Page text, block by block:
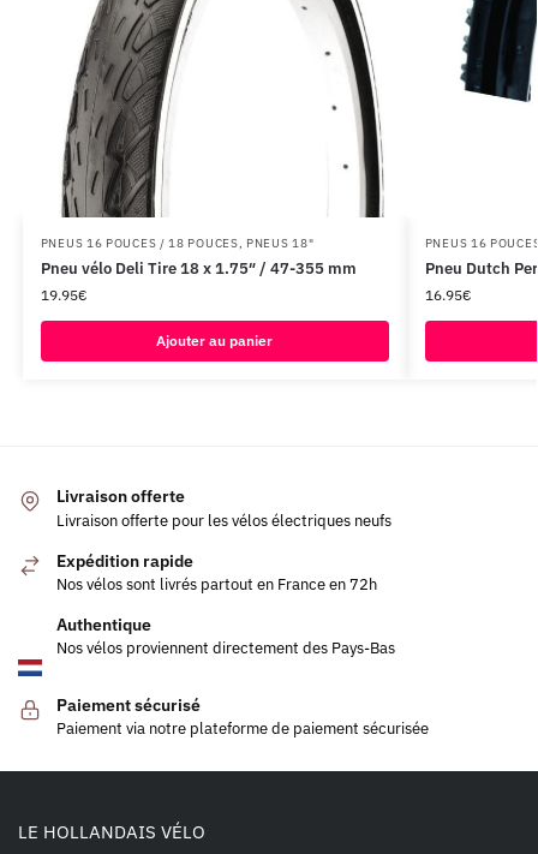
PNEUS 16 POUCES / 18 POUCES, PNEUS 18"
Pneu vélo Deli Tire 18 x 1.75″ / 47-355 mm
19.95€
Ajouter au panier
PNEUS 16
Pneu Dutch
16.95€
Livraison offerte
Livraison offerte pour les vélos électriques neufs
Expédition rapide
Nos vélos sont livrés partout en France en 72h
Authentique
Nos vélos proviennent directement des Pays-Bas
Paiement sécurisé
Paiement via notre plateforme de paiement sécurisée
LE HOLLANDAIS VÉLO